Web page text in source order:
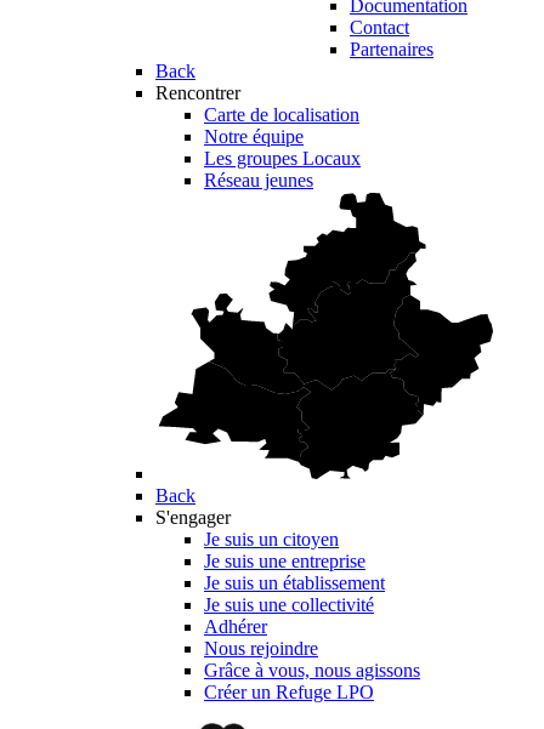
Documentation
Contact
Partenaires
Back
Rencontrer
Carte de localisation
Notre équipe
Les groupes Locaux
Réseau jeunes
Back
S'engager
Je suis un citoyen
Je suis une entreprise
Je suis un établissement
Je suis une collectivité
Adhérer
Nous rejoindre
Grâce à vous, nous agissons
Créer un Refuge LPO